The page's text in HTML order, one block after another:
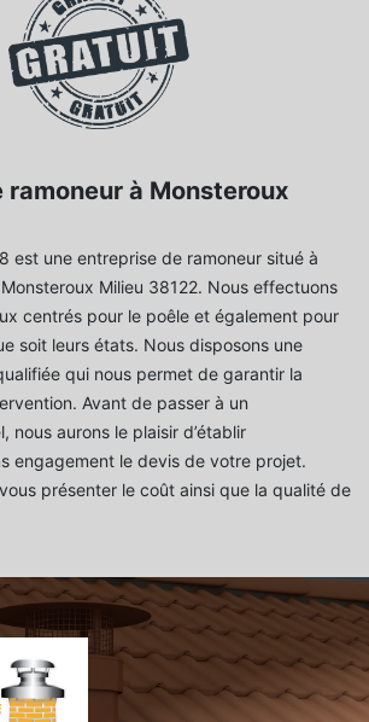
ramoneur à Monsteroux
est une entreprise de ramoneur situé à
Monsteroux Milieu 38122. Nous effectuons
centrés pour le poêle et également pour
soit leurs états. Nous disposons une
qui nous permet de garantir la
Avant de passer à un
nous aurons le plaisir d’établir
engagement le devis de votre projet.
présenter le coût ainsi que la qualité de